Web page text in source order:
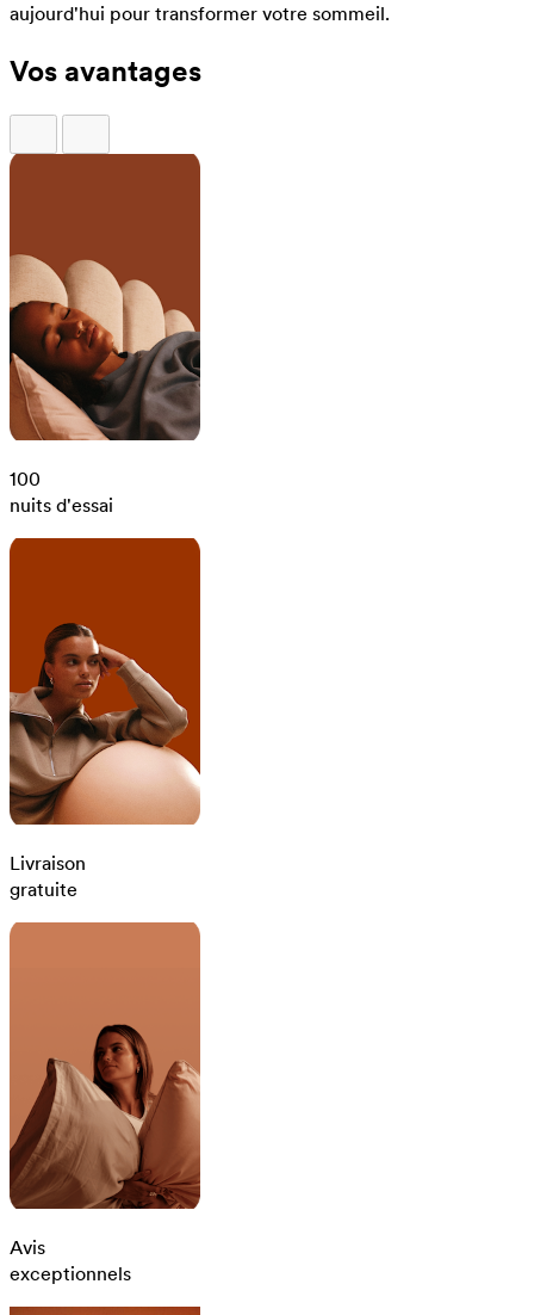
aujourd'hui pour transformer votre sommeil.
Vos avantages
100
nuits d'essai
Livraison
gratuite
Avis
exceptionnels